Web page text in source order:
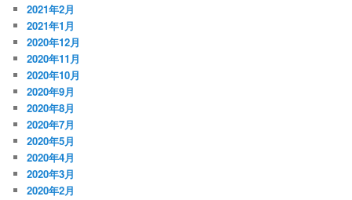
2021年2月
2021年1月
2020年12月
2020年11月
2020年10月
2020年9月
2020年8月
2020年7月
2020年5月
2020年4月
2020年3月
2020年2月